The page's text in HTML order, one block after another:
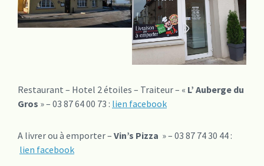
Restaurant – Hotel 2 étoiles – Traiteur – « L’ Auberge du
Gros » – 03 87 64 00 73 : lien facebook
A livrer ou à emporter – Vin’s Pizza » – 03 87 74 30 44 :
lien facebook